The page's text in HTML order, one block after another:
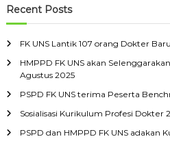
e
r
B
r
u
t
s
n
a
r
c
f
o
:
Recent Posts
FK UNS Lantik 107 orang Dokter
HMPPD FK UNS akan
Agustus 2025
PSPD FK UNS terima Peserta
Sosialisasi Kurikulum Profesi Dokter
PSPD dan HMPPD FK UNS adakan